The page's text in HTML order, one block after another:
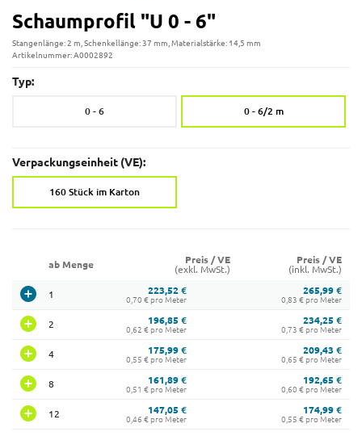
Schaumprofil "U 0 - 6"
Stangenlänge: 2 m, Schenkellänge: 37 mm, Materialstärke: 14,5 mm
Artikelnummer: A0002892
Typ:
0 - 6 0 - 6/2 m
Verpackungseinheit (VE):
160 Stück im Karton
ab Menge
Preis / VE
(exkl. MwSt.)
Preis / VE
(inkl. MwSt.)
1 223,52 €
0,70 € pro Meter
265,99 €
0,83 € pro Meter
2 196,85 €
0,62 € pro Meter
234,25 €
0,73 € pro Meter
4 175,99 €
0,55 € pro Meter
209,43 €
0,65 € pro Meter
8 161,89 €
0,51 € pro Meter
192,65 €
0,60 € pro Meter
12 147,05 €
0,46 € pro Meter
174,99 €
0,55 € pro Meter